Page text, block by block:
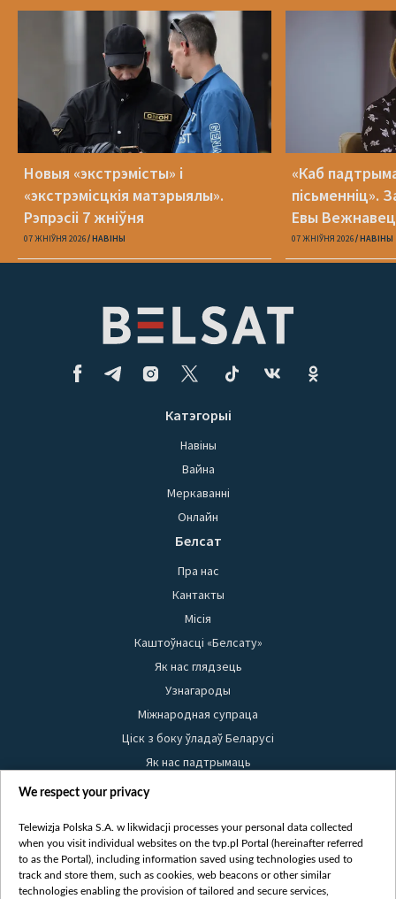
Новыя «экстрэмісты» і
«экстрэмісцкія матэрыялы».
Рэпрэсіі 7 жніўня
07 ЖНІЎНЯ 2026 НАВІНЫ
«Каб
пісьменніц».
Евы Вежнавец
07 ЖНІЎНЯ 2026 НАВІНЫ
Катэгорыі
Навіны
Вайна
Меркаванні
Онлайн
Белсат
Пра нас
Кантакты
Місія
Каштоўнасці «Белсату»
Як нас глядзець
Узнагароды
Міжнародная супраца
Ціск з боку ўладаў Беларусі
Як нас падтрымаць
Правілы выкарыстання матэрыялаў
Бяспека
Youtube
Белсат news
We respect your privacy
Telewizja Polska S.A. w likwidacji processes your personal data collected
when you visit individual websites on the tvp.pl Portal (hereinafter referred
to as the Portal), including information saved using technologies used to
track and store them, such as cookies, web beacons or other similar
technologies enabling the provision of tailored and secure services,